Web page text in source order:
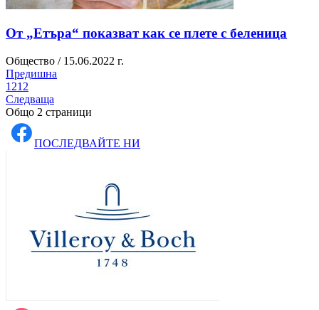
От „Етъра“ показват как се плете с беленица
Общество / 15.06.2022 г.
Предишна
1 21 2
Следваща
Общо 2 страници
ПОСЛЕДВАЙТЕ НИ